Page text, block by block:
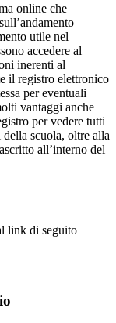
online che
utile nel
accedere al
inerenti al
il registro elettronico
per eventuali
vantaggi anche
per vedere tutti
scuola, oltre alla
all’interno del
link di seguito